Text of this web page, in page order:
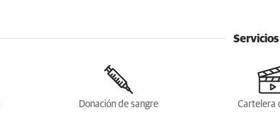
Servicios
Donación de sangre Cartelera